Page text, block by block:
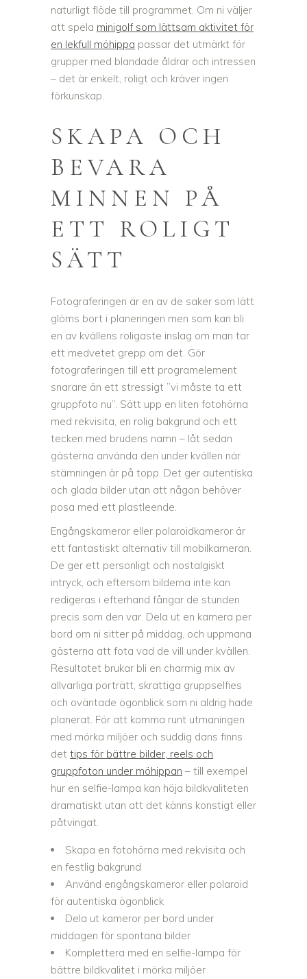
naturligt flöde till programmet. Om ni väljer
att spela minigolf som lättsam aktivitet för
en lekfull möhippa passar det utmärkt för
grupper med blandade åldrar och intressen
– det är enkelt, roligt och kräver ingen
förkunskap.
SKAPA OCH
BEVARA
MINNEN PÅ
ETT ROLIGT
SÄTT
Fotograferingen är en av de saker som lätt
glöms bort i planeringen men som kan bli
en av kvällens roligaste inslag om man tar
ett medvetet grepp om det. Gör
fotograferingen till ett programelement
snarare än ett stressigt ”vi måste ta ett
gruppfoto nu”. Sätt upp en liten fotohörna
med rekvisita, en rolig bakgrund och ett
tecken med brudens namn – låt sedan
gästerna använda den under kvällen när
stämningen är på topp. Det ger autentiska
och glada bilder utan att någon behöver
posa med ett plastleende.
Engångskameror eller polaroidkameror är
ett fantastiskt alternativ till mobilkameran.
De ger ett personligt och nostalgiskt
intryck, och eftersom bilderna inte kan
redigeras i efterhand fångar de stunden
precis som den var. Dela ut en kamera per
bord om ni sitter på middag, och uppmana
gästerna att fota vad de vill under kvällen.
Resultatet brukar bli en charmig mix av
allvarliga porträtt, skrattiga gruppselfies
och oväntade ögonblick som ni aldrig hade
planerat. För att komma runt utmaningen
med mörka miljöer och suddig dans finns
det tips för bättre bilder, reels och
gruppfoton under möhippan – till exempel
hur en selfie-lampa kan höja bildkvaliteten
dramatiskt utan att det känns konstigt eller
påtvingat.
Skapa en fotohörna med rekvisita och
en festlig bakgrund
Använd engångskameror eller polaroid
för autentiska ögonblick
Dela ut kameror per bord under
middagen för spontana bilder
Komplettera med en selfie-lampa för
bättre bildkvalitet i mörka miljöer